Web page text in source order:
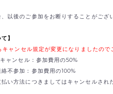
以後のご参加をお断りすることがござ
】
ャンセル規定が変更になりましたので
ャンセル：参加費用の50%
不参加：参加費用の100%
い方法につきましてはキャンセルされ